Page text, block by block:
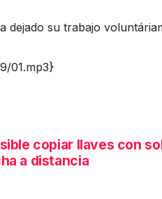
dejado su trabajo
01.mp3}
copiar llaves con
a distancia